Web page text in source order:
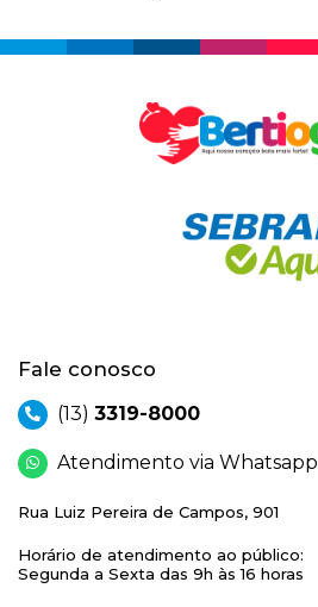
Fale conosco
(13) 3319-8000
Atendimento via Whatsapp
Rua Luiz Pereira de Campos, 901
Horário de atendimento ao público:
Segunda a Sexta das 9h às 16 horas